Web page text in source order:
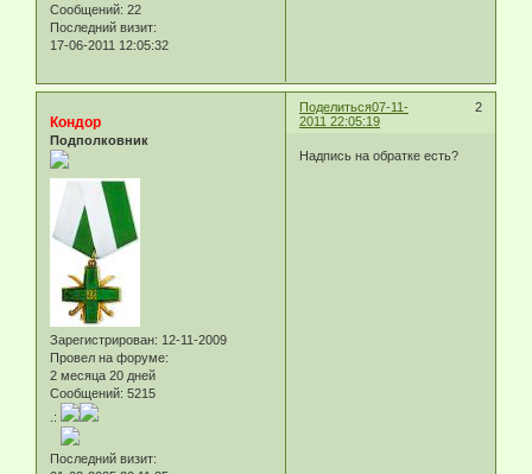
Сообщений: 22
Последний визит:
17-06-2011 12:05:32
Поделиться 2
07-11-
2011 22:05:19
Кондор
Подполковник
Зарегистрирован: 12-11-2009
Провел на форуме:
2 месяца 20 дней
Сообщений: 5215
.:
Последний визит:
Надпись на обратке есть?